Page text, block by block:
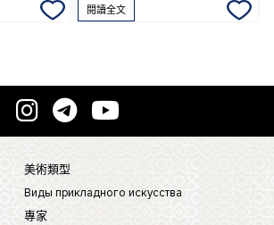
閱讀全文
美術類型
Виды прикладного искусства
專家